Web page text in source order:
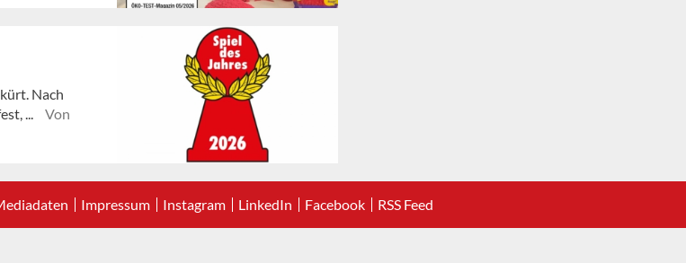
Nach
...
Von
Impressum Instagram LinkedIn Facebook RSS Feed